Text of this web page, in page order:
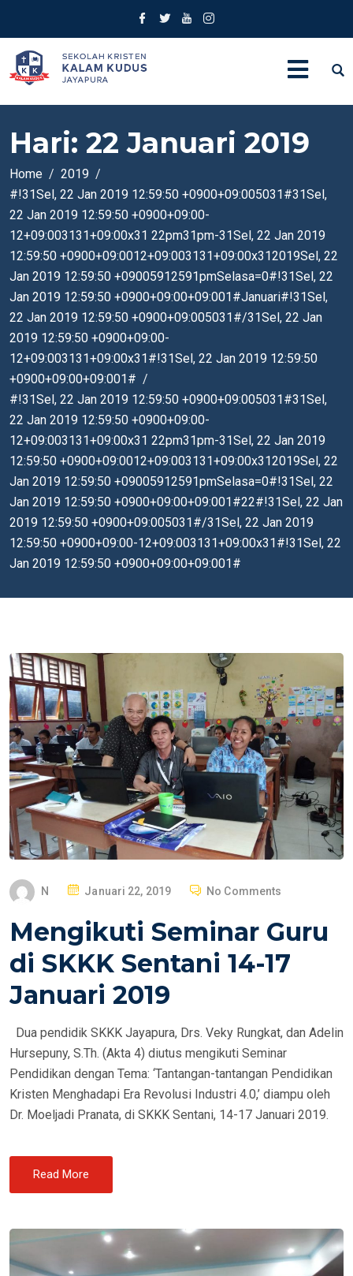
Hari: 22 Januari 2019
Home
2019
#!31Sel, 22 Jan 2019 12:59:50 +0900+09:005031#31Sel,
22 Jan 2019 12:59:50 +0900+09:00-
12+09:003131+09:00x31 22pm31pm-31Sel, 22 Jan 2019
12:59:50 +0900+09:0012+09:003131+09:00x312019Sel, 22
Jan 2019 12:59:50 +09005912591pmSelasa=0#!31Sel, 22
Jan 2019 12:59:50 +0900+09:00+09:001#Januari#!31Sel,
22 Jan 2019 12:59:50 +0900+09:005031#/31Sel, 22 Jan
2019 12:59:50 +0900+09:00-
12+09:003131+09:00x31#!31Sel, 22 Jan 2019 12:59:50
+0900+09:00+09:001#
#!31Sel, 22 Jan 2019 12:59:50 +0900+09:005031#31Sel,
22 Jan 2019 12:59:50 +0900+09:00-
12+09:003131+09:00x31 22pm31pm-31Sel, 22 Jan 2019
12:59:50 +0900+09:0012+09:003131+09:00x312019Sel, 22
Jan 2019 12:59:50 +09005912591pmSelasa=0#!31Sel, 22
Jan 2019 12:59:50 +0900+09:00+09:001#22#!31Sel, 22 Jan
2019 12:59:50 +0900+09:005031#/31Sel, 22 Jan 2019
12:59:50 +0900+09:00-12+09:003131+09:00x31#!31Sel, 22
Jan 2019 12:59:50 +0900+09:00+09:001#
N
S
E
D
N
Januari 22, 2019 No Comments
Mengikuti Seminar Guru
di SKKK Sentani 14-17
Januari 2019
Dua pendidik SKKK Jayapura, Drs. Veky Rungkat, dan Adelin
Hursepuny, S.Th. (Akta 4) diutus mengikuti Seminar
Pendidikan dengan Tema: ‘Tantangan-tantangan Pendidikan
Kristen Menghadapi Era Revolusi Industri 4.0,’ diampu oleh
Dr. Moeljadi Pranata, di SKKK Sentani, 14-17 Januari 2019.
Read More